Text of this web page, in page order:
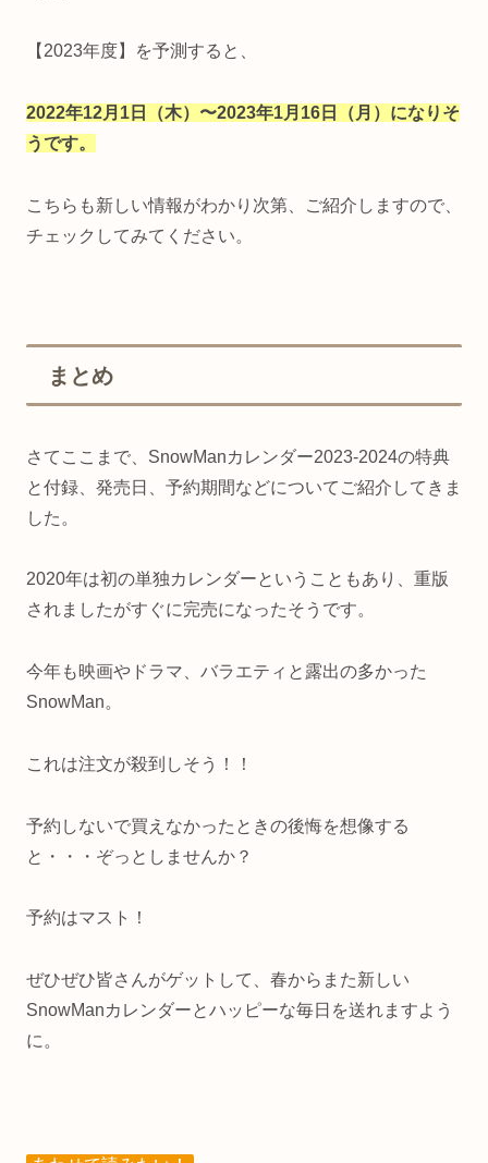
【2023年度】を予測すると、
2022年12月1日（木）〜2023年1月16日（月）になりそ
うです。
こちらも新しい情報がわかり次第、ご紹介しますので、
チェックしてみてください。
まとめ
さてここまで、SnowManカレンダー2023-2024の特典
と付録、発売日、予約期間などについてご紹介してきま
した。
2020年は初の単独カレンダーということもあり、重版
されましたがすぐに完売になったそうです。
今年も映画やドラマ、バラエティと露出の多かった
SnowMan。
これは注文が殺到しそう！！
予約しないで買えなかったときの後悔を想像する
と・・・ぞっとしませんか？
予約はマスト！
ぜひぜひ皆さんがゲットして、春からまた新しい
SnowManカレンダーとハッピーな毎日を送れますよう
に。